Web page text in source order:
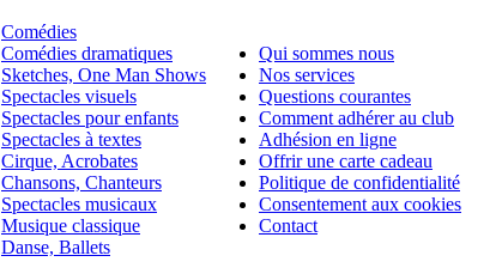
Comédies
Comédies dramatiques
Sketches, One Man Shows
Spectacles visuels
Spectacles pour enfants
Spectacles à textes
Cirque, Acrobates
Chansons, Chanteurs
Spectacles musicaux
Musique classique
Danse, Ballets
Qui sommes nous
Nos services
Questions courantes
Comment adhérer au club
Adhésion en ligne
Offrir une carte cadeau
Politique de confidentialité
Consentement aux cookies
Contact